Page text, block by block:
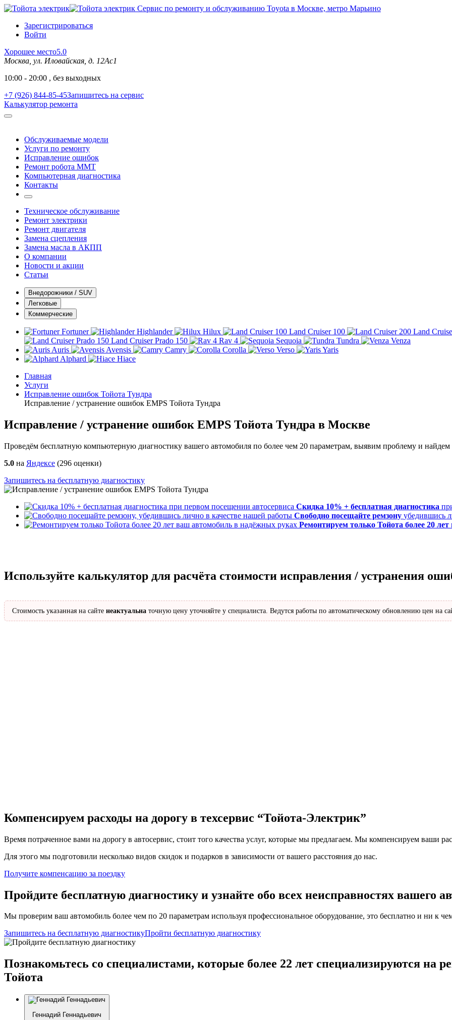
Сервис по ремонту и обслуживанию Toyota в Москве, метро Марьино
Зарегистрироваться
Войти
Хорошее место5.0
Москва, ул. Иловайская, д. 12Ас1
10:00 - 20:00 , без выходных
+7 (926) 844-85-45Запишитесь на сервис
Калькулятор ремонта
Обслуживаемые модели
Услуги по ремонту
Исправление ошибок
Ремонт робота MMT
Компьютерная диагностика
Контакты
Техническое обслуживание
Ремонт электрики
Ремонт двигателя
Замена сцепления
Замена масла в АКПП
О компании
Новости и акции
Статьи
Внедорожники / SUV
Легковые
Коммерческие
Fortuner Highlander Hilux Land Cruiser 100 Land
Land Cruiser Prado 150
Rav 4 Sequoia Tundra
Venza
Auris
Avensis Camry Corolla Verso
Yaris
Alphard
Hiace
Главная
Услуги
Исправление ошибок Тойота Тундра
Исправление / устранение ошибок EMPS Тойота Тундра
Исправление / устранение ошибок EMPS Тойота Тундра в Москве
Проведём бесплатную компьютерную диагностику вашего автомобиля по более чем 20 параметрам, выявим проблему и
5.0 на Яндексе (296 оценки)
Запишитесь на бесплатную диагностику
Скидка 10% + бесплатная диагностика
Свободно посещайте ремзону убедившись
Ремонтируем только Тойота более 20 лет
Используйте калькулятор для расчёта стоимости исправления / устранения
Стоимость указанная на сайте неактуальна точную цену уточняйте у специалиста. Ведутся работы по автоматическому обновлению цен на
Компенсируем расходы на дорогу в техсервис “Тойота-Электрик”
Время потраченное вами на дорогу в автосервис, стоит того качества услуг, которые мы предлагаем. Мы компенсируем ваши
Для этого мы подготовили несколько видов скидок и подарков в зависимости от вашего расстояния до нас.
Получите компенсацию за поездку
Пройдите бесплатную диагностику и узнайте обо всех неисправностях вашего
Мы проверим ваш автомобиль более чем по 20 параметрам используя профессиональное оборудование, это бесплатно и ни к
Запишитесь на бесплатную диагностикуПройти бесплатную диагностику
Познакомьтесь со специалистами, которые более 22 лет специализируются на
Тойота
Геннадий Геннадьевич